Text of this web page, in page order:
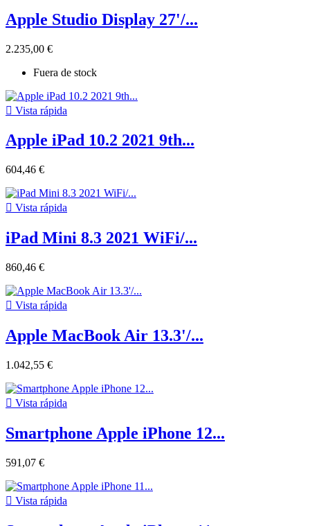
Apple Studio Display 27'/...
2.235,00 €
Fuera de stock
 Vista rápida
Apple iPad 10.2 2021 9th...
604,46 €
 Vista rápida
iPad Mini 8.3 2021 WiFi/...
860,46 €
 Vista rápida
Apple MacBook Air 13.3'/...
1.042,55 €
 Vista rápida
Smartphone Apple iPhone 12...
591,07 €
 Vista rápida